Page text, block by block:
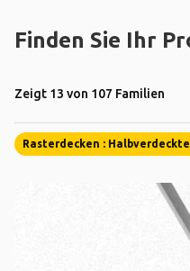
Finden Sie Ihr
Zeigt 13 von 107 Familien
Rasterdecken :